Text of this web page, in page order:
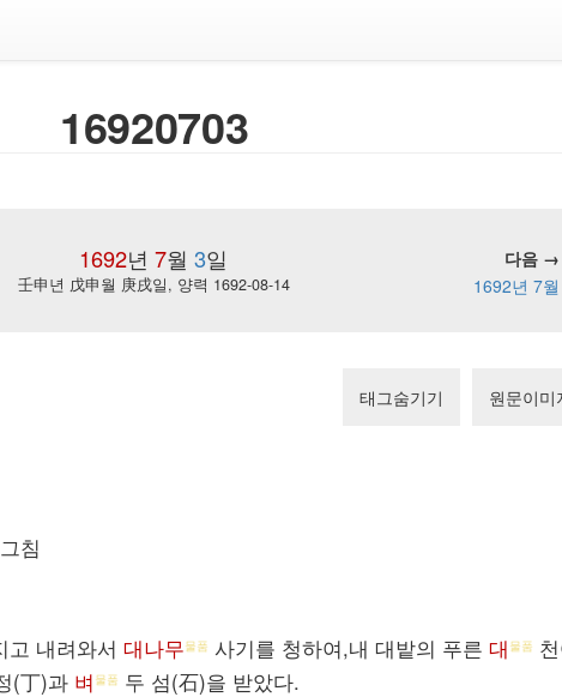
16920703
1692년 7월 3일
다음 →
壬申년 戊申월 庚戌일, 양력 1692-08-14 1692년 7
태그숨기기 원문이미
침
고 내려와서 대나무물품 사기를 청하여,내 대밭의 푸른 대 물품
(丁)과 벼 물품 두 섬(石)을 받았다.